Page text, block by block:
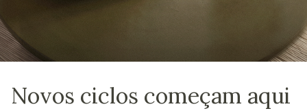
Novos ciclos começam aqui